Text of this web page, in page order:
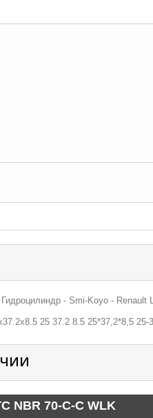
- Smi-Koyo - Renault
25 37.2 8.5 25*37,2*8,5
NBR 70-C-C WLK